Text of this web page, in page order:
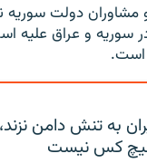
و مشاوران دولت
سوریه و عراق علیه
است.
به تنش دامن
کس نیست